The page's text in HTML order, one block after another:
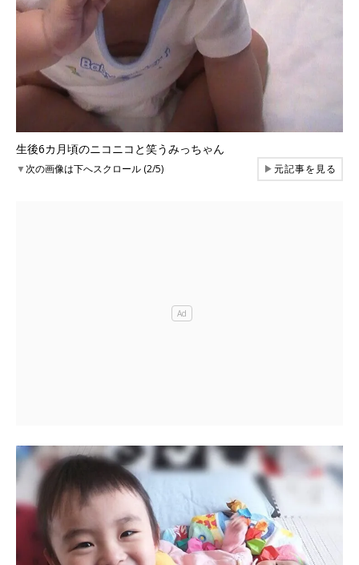
生後6カ月頃のニコニコと笑うみっちゃん
▼次の画像は下へスクロール (2/5) ▶元記事を見る